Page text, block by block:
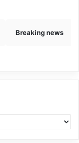
Breaking news